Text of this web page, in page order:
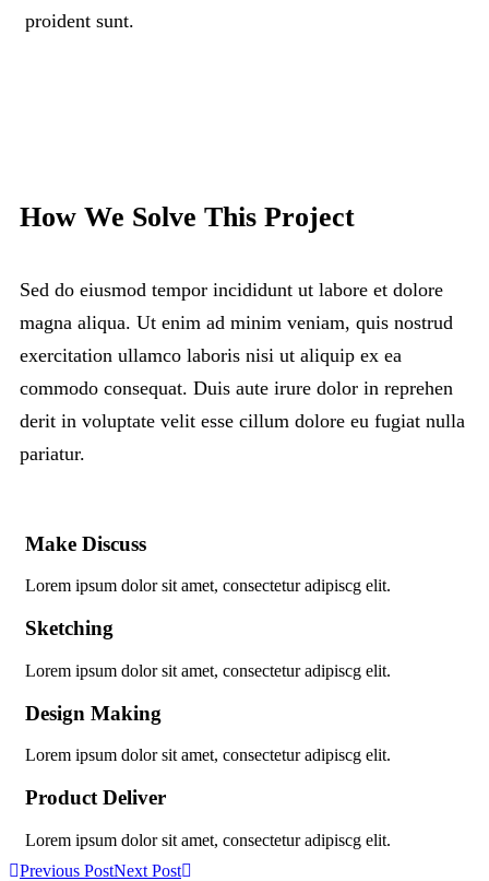
proident sunt.
How We Solve This Project
Sed do eiusmod tempor incididunt ut labore et dolore
magna aliqua. Ut enim ad minim veniam, quis nostrud
exercitation ullamco laboris nisi ut aliquip ex ea
commodo consequat. Duis aute irure dolor in reprehen
derit in voluptate velit esse cillum dolore eu fugiat nulla
pariatur.
Make Discuss
Lorem ipsum dolor sit amet, consectetur adipiscg elit.
Sketching
Lorem ipsum dolor sit amet, consectetur adipiscg elit.
Design Making
Lorem ipsum dolor sit amet, consectetur adipiscg elit.
Product Deliver
Lorem ipsum dolor sit amet, consectetur adipiscg elit.
Previous PostNext Post